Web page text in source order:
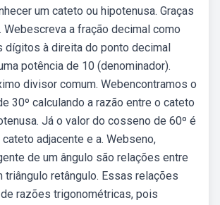
um cateto ou hipotenusa. Graças
Webescreva a fração decimal como
dígitos à direita do ponto decimal
potência de 10 (denominador).
divisor comum. Webencontramos o
30º calculando a razão entre o cateto
Já o valor do cosseno de 60º é
adjacente e a. Webseno,
de um ângulo são relações entre
triângulo retângulo. Essas relações
razões trigonométricas, pois